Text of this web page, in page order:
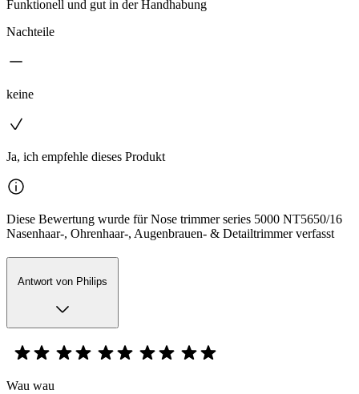
Funktionell und gut in der Handhabung
Nachteile
keine
Ja, ich empfehle dieses Produkt
Diese Bewertung wurde für Nose trimmer series 5000 NT5650/16
Nasenhaar-, Ohrenhaar-, Augenbrauen- & Detailtrimmer verfasst
Antwort von Philips
Wau wau